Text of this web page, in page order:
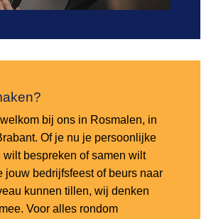
bij ons in Rosmalen, in
Of je nu je persoonlijke
bespreken of samen wilt
jouw bedrijfsfeest of beurs naar
kunnen tillen, wij denken
Voor alles rondom